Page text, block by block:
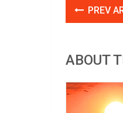
PREV
ABOUT